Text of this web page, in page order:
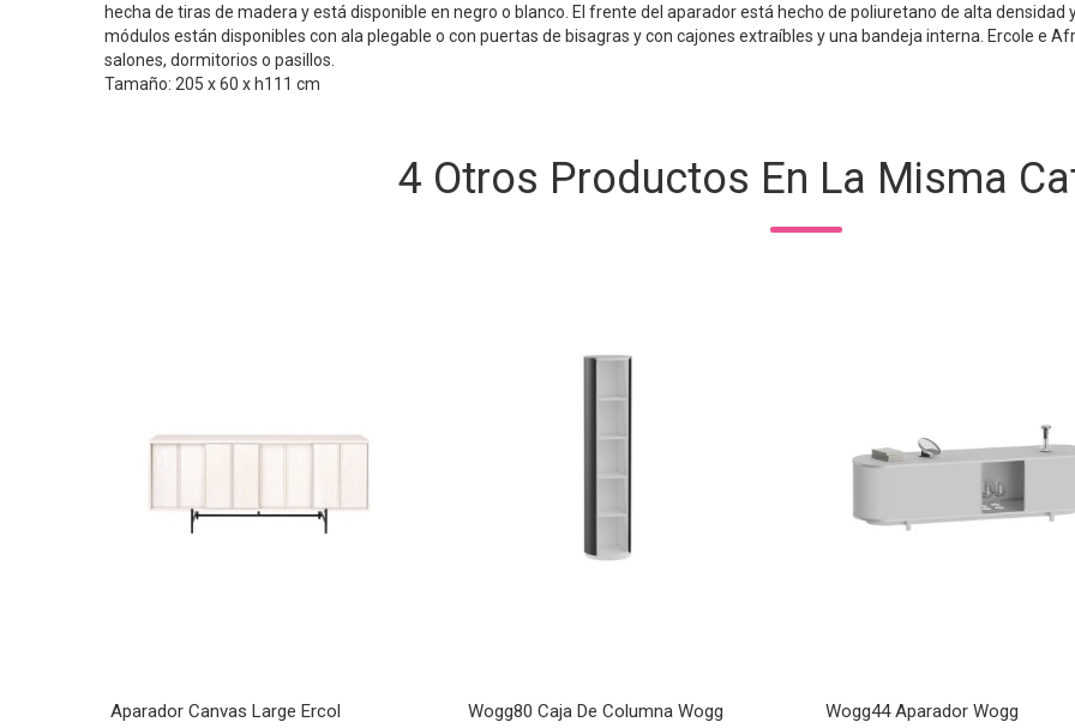
hecha de tiras de madera y está disponible en negro o blanco. El frente del aparador está hecho de poliuretano de alta densidad
módulos están disponibles con ala plegable o con puertas de bisagras y con cajones extraíbles y una bandeja interna. Ercole e
salones, dormitorios o pasillos.
Tamaño: 205 x 60 x h111 cm
4 Otros Productos En La Misma
Aparador Canvas Large Ercol Wogg80 Caja De Columna Wogg Wogg44 Aparador Wogg